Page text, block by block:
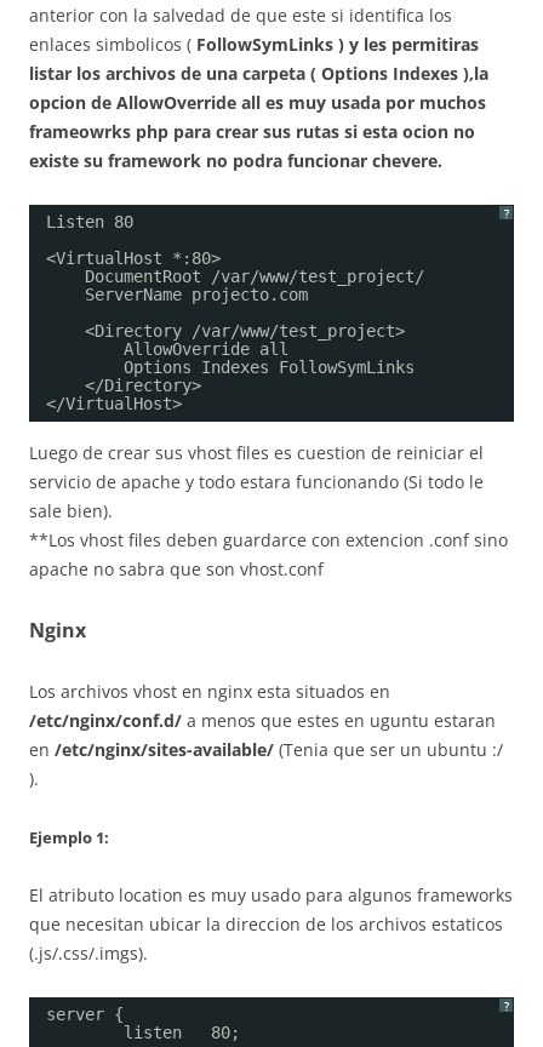
anterior con la salvedad de que este si identifica los
enlaces simbolicos ( FollowSymLinks ) y les permitiras
listar los archivos de una carpeta ( Options Indexes ),la
opcion de AllowOverride all es muy usada por muchos
frameowrks php para crear sus rutas si esta ocion no
existe su framework no podra funcionar chevere.
?
Listen 80
<VirtualHost *:80>
DocumentRoot /var/www/test_project/
ServerName projecto.com
<Directory /var/www/test_project>
AllowOverride all
Options Indexes FollowSymLinks
</Directory>
</VirtualHost>
Luego de crear sus vhost files es cuestion de reiniciar el
servicio de apache y todo estara funcionando (Si todo le
sale bien).
**Los vhost files deben guardarce con extencion .conf sino
apache no sabra que son vhost.conf
Nginx
Los archivos vhost en nginx esta situados en
/etc/nginx/conf.d/ a menos que estes en uguntu estaran
en /etc/nginx/sites-available/ (Tenia que ser un ubuntu :/
).
Ejemplo 1:
El atributo location es muy usado para algunos frameworks
que necesitan ubicar la direccion de los archivos estaticos
(.js/.css/.imgs).
?
server {
listen   80;